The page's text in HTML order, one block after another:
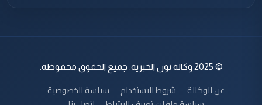
© 2025 وكالة نون الخبرية. جميع الحقوق محفوظة.
عن الوكالة شروط الاستخدام
سياسة الخصوصية